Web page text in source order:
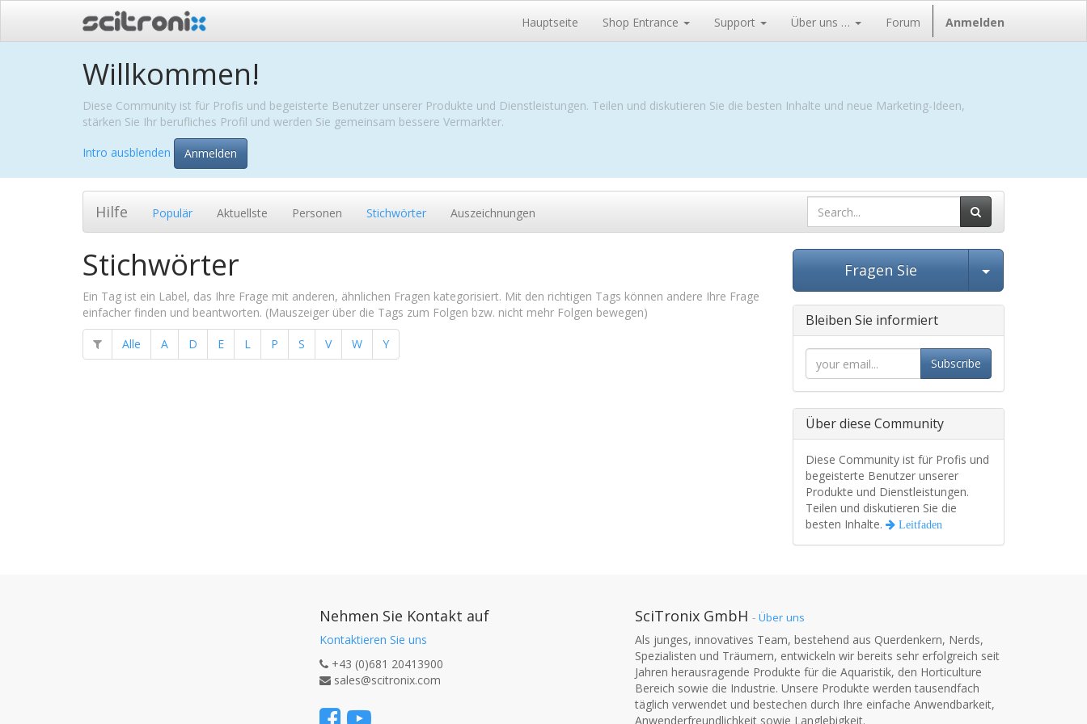
Hauptseite Shop Entrance Support Über uns … Forum Anmelden
Willkommen!
Diese Community ist für Profis und begeisterte Benutzer unserer Produkte und Dienstleistungen. Teilen und diskutieren Sie die besten Inhalte und neue Marketing-Ideen,
stärken Sie Ihr berufliches Profil und werden Sie gemeinsam bessere Vermarkter.
Intro ausblenden
Anmelden
Hilfe Populär Aktuellste Personen Stichwörter Auszeichnungen
Stichwörter
Ein Tag ist ein Label, das Ihre Frage mit anderen, ähnlichen Fragen kategorisiert. Mit den richtigen Tags können andere Ihre Frage
einfacher finden und beantworten. (Mauszeiger über die Tags zum Folgen bzw. nicht mehr Folgen bewegen)
Alle A D E L P S V W Y
Fragen Sie Beitrag
Bleiben Sie informiert
Subscribe
Über diese Community
Diese Community ist für Profis und
begeisterte Benutzer unserer
Produkte und Dienstleistungen.
Teilen und diskutieren Sie die
besten Inhalte.
Leitfaden
Nehmen Sie Kontakt auf
Kontaktieren Sie uns
+43 (0)681 20413900
sales@scitronix.com
SciTronix GmbH - Über uns
Als junges, innovatives Team, bestehend aus Querdenkern, Nerds,
Spezialisten und Träumern, entwickeln wir bereits sehr erfolgreich seit
Jahren herausragende Produkte für die Aquaristik, den Horticulture
Bereich sowie die Industrie. Unsere Produkte werden tausendfach
täglich verwendet und bestechen durch Ihre einfache Anwendbarkeit,
Anwenderfreundlichkeit sowie Langlebigkeit.